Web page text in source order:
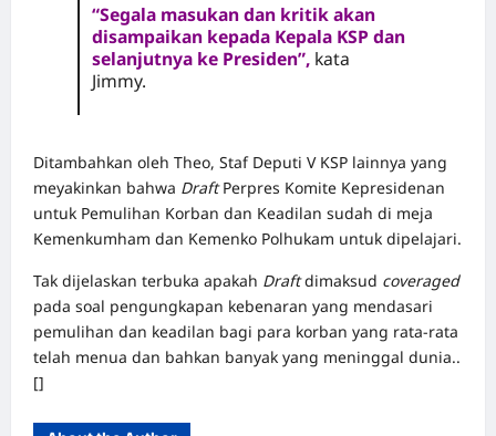
“Segala masukan dan kritik akan
disampaikan kepada Kepala KSP dan
selanjutnya ke Presiden”, kata
Jimmy.
Ditambahkan oleh Theo, Staf Deputi V KSP lainnya yang
meyakinkan bahwa DraftPerpres Komite Kepresidenan
untuk Pemulihan Korban dan Keadilan sudah di meja
Kemenkumham dan Kemenko Polhukam untuk dipelajari.
Tak dijelaskan terbuka apakah Draftdimaksud coveraged
pada soal pengungkapan kebenaran yang mendasari
pemulihan dan keadilan bagi para korban yang rata-rata
telah menua dan bahkan banyak yang meninggal dunia..
[]